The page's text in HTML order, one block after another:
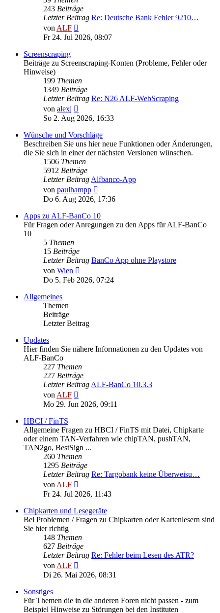
243 Beiträge
Letzter Beitrag Re: Deutsche Bank Fehler 9210…
vonALF
Beitrag
Fr 24. Jul 2026, 08:07
Screenscraping
Beiträge zu Screenscraping-Konten (Probleme, Fehler oder
Hinweise)
199 Themen
1349 Beiträge
Letzter Beitrag Re: N26 ALF-WebScraping
von alexj
Beitrag
So 2. Aug 2026, 16:33
Wünsche und Vorschläge
Beschreiben Sie uns hier neue Funktionen oder Änderungen,
die Sie sich in einer der nächsten Versionen wünschen.
1506 Themen
5912 Beiträge
Letzter BeitragAlfbanco-App
von paulhampp
Beitrag
Do 6. Aug 2026, 17:36
Apps zu ALF-BanCo 10
Für Fragen oder Anregungen zu den Apps für ALF-BanCo
10
5 Themen
15 Beiträge
Letzter Beitrag BanCo App ohne Playstore
von Wien
Beitrag
Do 5. Feb 2026, 07:24
Allgemeines
Themen
Beiträge
Letzter Beitrag
Updates
Hier finden Sie nähere Informationen zu den Updates von
ALF-BanCo
227 Themen
227 Beiträge
Letzter BeitragALF-BanCo 10.3.3
vonALF
Beitrag
Mo 29. Jun 2026, 09:11
HBCI / FinTS
Allgemeine Fragen zu HBCI / FinTS mit Datei, Chipkarte
oder einem TAN-Verfahren wie chipTAN, pushTAN,
TAN2go, BestSign ...
260 Themen
1295 Beiträge
Letzter Beitrag Re: Targobank keine Überweisu…
vonALF
Beitrag
Fr 24. Jul 2026, 11:43
Chipkarten und Lesegeräte
Bei Problemen / Fragen zu Chipkarten oder Kartenlesern sind
Sie hier richtig
148 Themen
627 Beiträge
Letzter Beitrag Re: Fehler beim Lesen des ATR?
vonALF
Beitrag
Di 26. Mai 2026, 08:31
Sonstiges
Für Themen die in die anderen Foren nicht passen - zum
Beispiel Hinweise zu Störungen bei den Instituten